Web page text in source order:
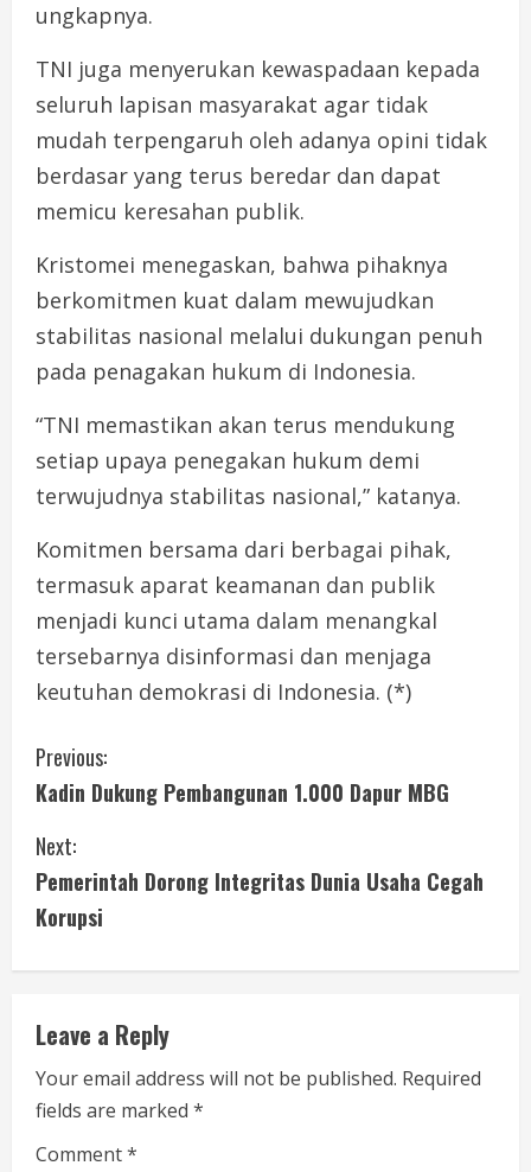
ungkapnya.
TNI juga menyerukan kewaspadaan kepada
seluruh lapisan masyarakat agar tidak
mudah terpengaruh oleh adanya opini tidak
berdasar yang terus beredar dan dapat
memicu keresahan publik.
Kristomei menegaskan, bahwa pihaknya
berkomitmen kuat dalam mewujudkan
stabilitas nasional melalui dukungan penuh
pada penagakan hukum di Indonesia.
“TNI memastikan akan terus mendukung
setiap upaya penegakan hukum demi
terwujudnya stabilitas nasional,” katanya.
Komitmen bersama dari berbagai pihak,
termasuk aparat keamanan dan publik
menjadi kunci utama dalam menangkal
tersebarnya disinformasi dan menjaga
keutuhan demokrasi di Indonesia. (*)
C
o
n
t
i
n
u
e
R
Previous:
Kadin Dukung Pembangunan 1.000 Dapur MBG
Next:
Pemerintah Dorong Integritas Dunia Usaha Cegah
Korupsi
Leave a Reply
Your email address will not be published. Required
fields are marked *
Comment*